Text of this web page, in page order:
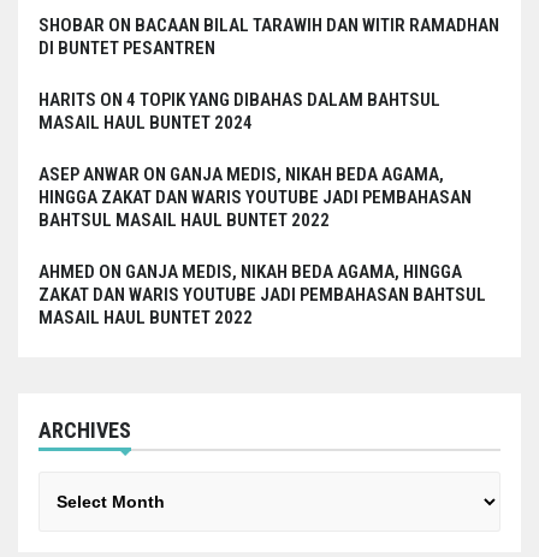
SHOBAR ON BACAAN BILAL TARAWIH DAN WITIR RAMADHAN
DI BUNTET PESANTREN
HARITS ON 4 TOPIK YANG DIBAHAS DALAM BAHTSUL
MASAIL HAUL BUNTET 2024
ASEP ANWAR ON GANJA MEDIS, NIKAH BEDA AGAMA,
HINGGA ZAKAT DAN WARIS YOUTUBE JADI PEMBAHASAN
BAHTSUL MASAIL HAUL BUNTET 2022
AHMED ON GANJA MEDIS, NIKAH BEDA AGAMA, HINGGA
ZAKAT DAN WARIS YOUTUBE JADI PEMBAHASAN BAHTSUL
MASAIL HAUL BUNTET 2022
ARCHIVES